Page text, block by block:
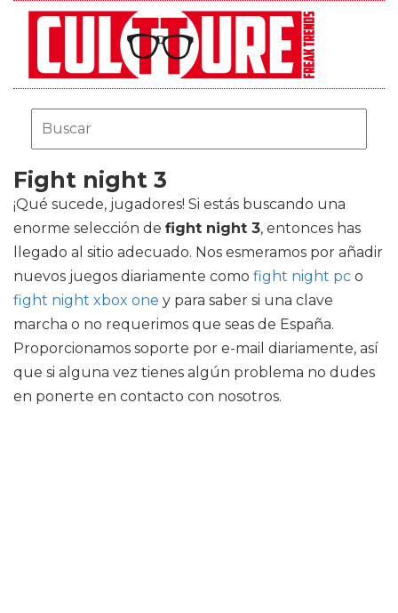
Fight night 3
¡Qué sucede, jugadores! Si estás buscando una
enorme selección de fight night 3, entonces has
llegado al sitio adecuado. Nos esmeramos por añadir
nuevos juegos diariamente como fight night pc o
fight night xbox one y para saber si una clave
marcha o no requerimos que seas de España.
Proporcionamos soporte por e-mail diariamente, así
que si alguna vez tienes algún problema no dudes
en ponerte en contacto con nosotros.